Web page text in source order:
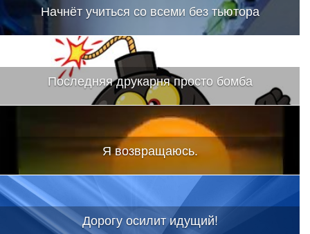
Начнёт учиться со всеми без тьютора
Последняя друкарня просто бомба
Я возвращаюсь.
Дорогу осилит идущий!